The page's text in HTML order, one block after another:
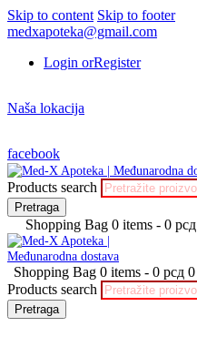
Skip to content Skip to footer
medxapoteka@gmail.com
Login orRegister
Naša lokacija
facebook
Products search
Pretraga
Shopping Bag 0 items - 0 рсд
Shopping Bag 0 items - 0 рсд 0
Products search
Pretraga